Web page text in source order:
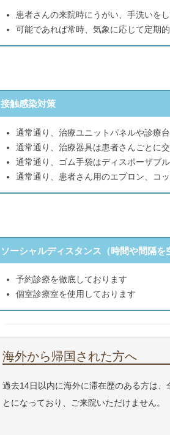
患者さんの来院時にうがい、手洗いを
可能であれば常時、気象に応じて定期
接触感染対策
通常通り、治療ユニットパネルや診療
通常通り、治療器具は患者さんごとに
通常通り、ゴム手袋はディスポーザブ
通常通り、患者さん用のエプロン、コ
ソーシャルディスタンス（時間や間隔を
予約診療を徹底しております
個室診療室を使用しております
海外から帰国された方へ
過去14日以内に海外に滞在歴のある方は
とになっており、ご来院いただけません。